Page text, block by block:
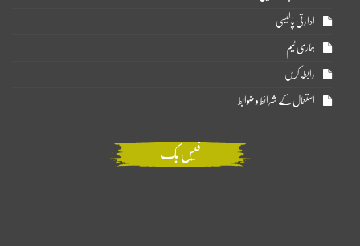
ادارتی پالیسی
ہماری ٹیم
رابطہ کریں
استعمال کے شرائط و ضوابط
فیس بک